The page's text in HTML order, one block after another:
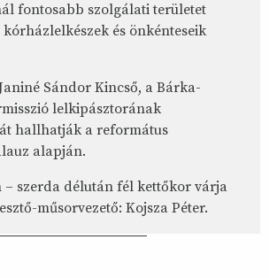
fontosabb szolgálati területet
és önkénteseik
Sándor Kincső, a Bárka-
lelkipásztorának
hallhatják a református
alapján.
szerda délután fél kettőkor várja
műsorvezető: Kojsza Péter.